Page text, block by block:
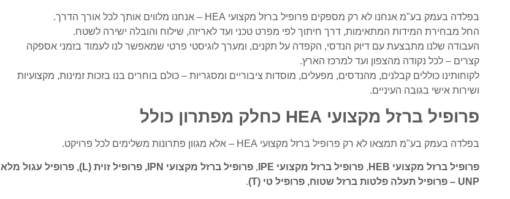
בפלדה בעמק בע"מ אנחנו לא רק מספקים פרופיל ברזל מקצועי HEA – אנחנו מלווים אותך לכל אורך הדרך.
החל מבחירת המידות המתאימות, דרך חיתוך לפי מפרט טכני ועד לאריזה, שילוח והובלה ישירה לשטח.
העבודה שלנו מתבצעת עם דיוק הנדסי, הקפדה על תקנים, ומערך לוגיסטי פרטי שמאפשר לנו לעמוד בזמני אספקה
קצרים – לכל נקודה מהצפון ועד למרכז הארץ.
לקוחותינו כוללים קבלנים, מהנדסים, מפעלים, מוסדות ציבוריים ומסגריות – כולם בוחרים בנו בזכות זמינות, מקצועיות
ושירות אישי בגובה העיניים.
פרופיל ברזל מקצועי HEA כחלק מפתרון כולל
בפלדה בעמק בע"מ תמצאו לא רק פרופיל ברזל מקצועי HEA – אלא מגוון פתרונות משלימים לכל פרויקט.
פרופיל ברזל מקצועי HEB , פרופיל ברזל מקצועי IPE , פרופיל ברזל מקצועי IPN , פרופיל זוית (L) , פרופיל עגול מלא
UNP – פרופיל תעלה
פלטות ברזל שטוח, פרופיל טי (T) .